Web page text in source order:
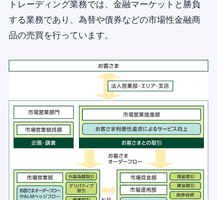
トレーディング業務では、金融マーケットと勝負
する業務であり、為替や債券などの市場性金融商
品の売買を行っています。